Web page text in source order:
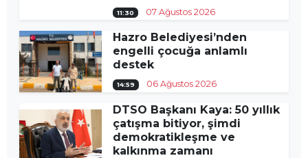
11:30 07 Ağustos 2026
Hazro Belediyesi’nden
engelli çocuğa anlamlı
destek
14:59 06 Ağustos 2026
DTSO Başkanı Kaya: 50 yıllık
çatışma bitiyor, şimdi
demokratikleşme ve
kalkınma zamanı